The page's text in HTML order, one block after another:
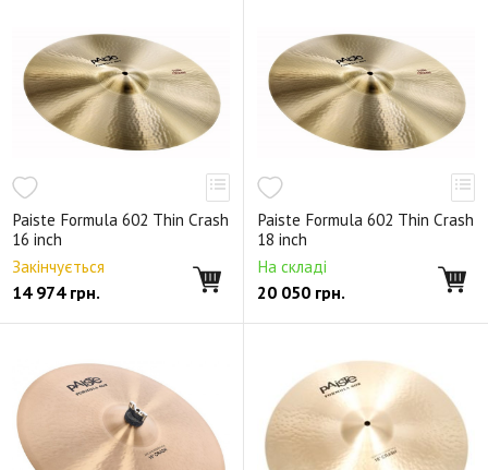
Paiste Formula 602 Thin Crash
16 inch
Закінчується
14 974грн.
Paiste Formula 602 Thin Crash
18 inch
На складі
20 050 грн.